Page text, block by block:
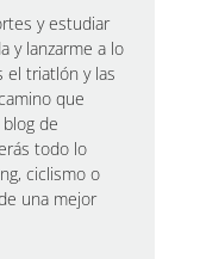
y estudiar
y lanzarme a lo
el triatlón y las
que
de
todo lo
ciclismo o
una mejor